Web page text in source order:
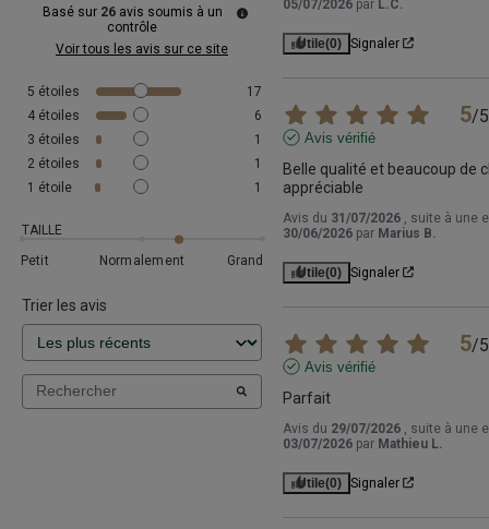
Basé sur 26 avis soumis à un
contrôle
Voir tous les avis sur ce site
5 étoiles
17
4 étoiles
6
3 étoiles
1
2 étoiles
1
1 étoile 1
TAILLE
Petit
Normalement Grand
Trier les avis
05/07/2026 par L.C.
Utile(0) Signaler
5/5
Avis vérifié
Belle qualité et beaucoup de
appréciable
Avis du 31/07/2026
, suite à une
30/06/2026 par Marius B.
Utile(0) Signaler
5/5
Avis vérifié
Parfait
Avis du 29/07/2026
, suite à une
03/07/2026 par Mathieu L.
Utile(0) Signaler